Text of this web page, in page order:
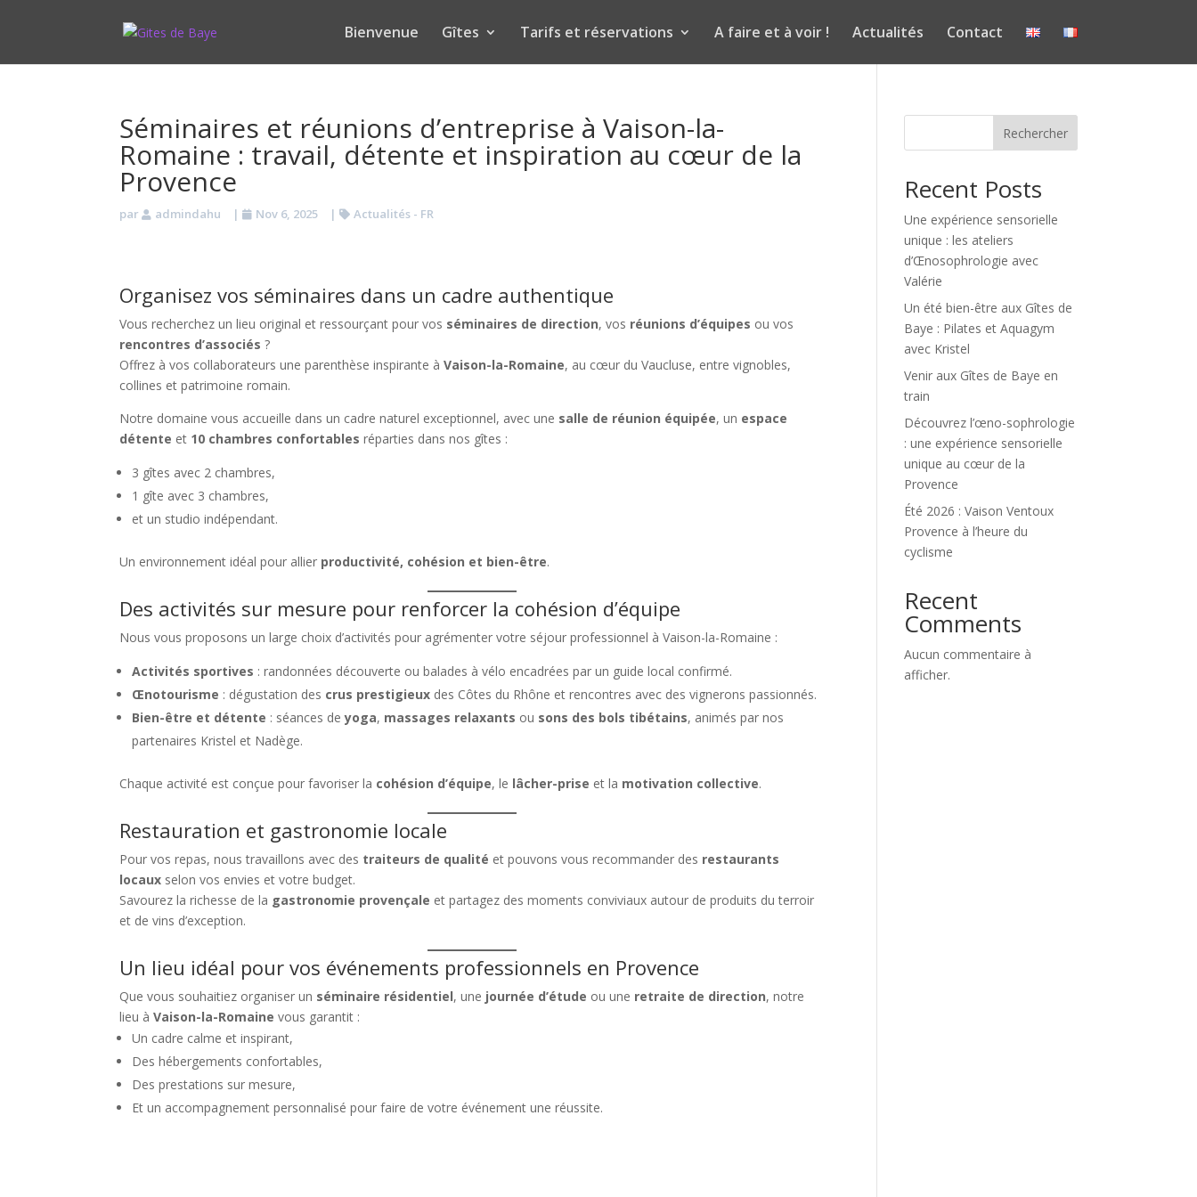
Bienvenue Gîtes Tarifs et réservations A faire et à voir ! Actualités Contact
Séminaires et réunions d’entreprise à Vaison-la-
Romaine : travail, détente et inspiration au cœur de la
Provence
par admindahu | Nov 6, 2025 | Actualités - FR
Organisez vos séminaires dans un cadre authentique
Vous recherchez un lieu original et ressourçant pour vos séminaires de direction, vos réunions d’équipes ou vos
rencontres d’associés ?
Offrez à vos collaborateurs une parenthèse inspirante àVaison-la-Romaine, au cœur du Vaucluse, entre vignobles,
collines et patrimoine romain.
Notre domaine vous accueille dans un cadre naturel exceptionnel, avec une salle de réunion équipée, un espace
détente et 10 chambres confortables réparties dans nos gîtes :
3 gîtes avec 2 chambres,
1 gîte avec 3 chambres,
et un studio indépendant.
Un environnement idéal pour allier productivité, cohésion et bien-être.
Des activités sur mesure pour renforcer la cohésion d’équipe
Nous vous proposons un large choix d’activités pour agrémenter votre séjour professionnel à Vaison-la-Romaine :
Activités sportives : randonnées découverte ou balades à vélo encadrées par un guide local confirmé.
Œnotourisme : dégustation des crus prestigieux des Côtes du Rhône et rencontres avec des vignerons passionnés.
Bien-être et détente : séances deyoga, massages relaxants ou sons des bols tibétains, animés par nos
partenaires Kristel et Nadège.
Chaque activité est conçue pour favoriser la cohésion d’équipe, le lâcher-prise et la motivation collective.
Restauration et gastronomie locale
Pour vos repas, nous travaillons avec des traiteurs de qualité et pouvons vous recommander des restaurants
locaux selon vos envies et votre budget.
Savourez la richesse de la gastronomie provençale et partagez des moments conviviaux autour de produits du terroir
et de vins d’exception.
Un lieu idéal pour vos événements professionnels en Provence
Que vous souhaitiez organiser un séminaire résidentiel, une journée d’étude ou une retraite de direction, notre
lieu àVaison-la-Romaine vous garantit :
Un cadre calme et inspirant,
Des hébergements confortables,
Des prestations sur mesure,
Et un accompagnement personnalisé pour faire de votre événement une réussite.
Rechercher
Recent Posts
Une expérience sensorielle
unique : les ateliers
d’Œnosophrologie avec
Valérie
Un été bien-être aux Gîtes de
Baye : Pilates et Aquagym
avec Kristel
Venir aux Gîtes de Baye en
train
Découvrez l’œno-sophrologie
: une expérience sensorielle
unique au cœur de la
Provence
Été 2026 : Vaison Ventoux
Provence à l’heure du
cyclisme
Recent
Comments
Aucun commentaire à
afficher.